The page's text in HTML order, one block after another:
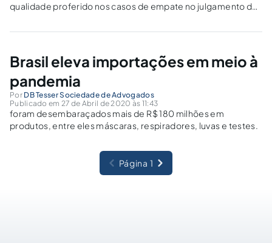
qualidade proferido nos casos de empate no julgamento de
Administrativo de Recursos Fiscais – CARF.
Brasil eleva importações em meio à
pandemia
Por DB Tesser Sociedade de Advogados
Publicado em 27 de Abril de 2020 às 11:43
foram desembaraçados mais de R$ 180 milhões em
produtos, entre eles máscaras, respiradores, luvas e testes.
Página 1